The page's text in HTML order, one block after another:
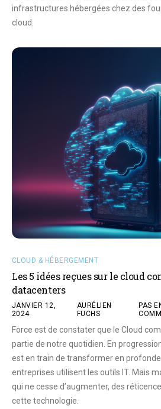
infrastructures hébergées chez des
cloud.
CLOUD & HÉBERGEMENT
Les 5 idées reçues sur le cloud
datacenters
JANVIER 12,
2024
AURÉLIEN
FUCHS
PAS
Force est de constater que le Cloud
partie de notre quotidien. En
est en train de transformer en
entreprises utilisent les outils IT. Mais
qui ne cesse d’augmenter, des
cette technologie.